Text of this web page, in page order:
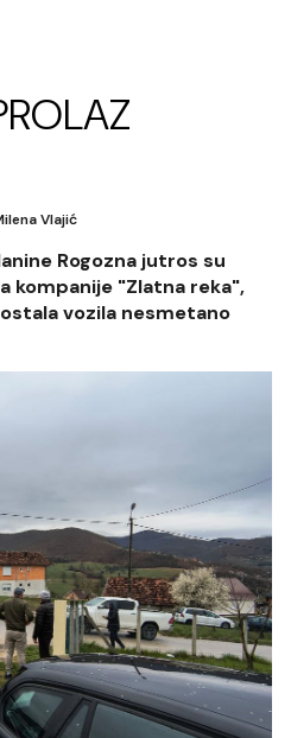
Vlajić
Rogozna jutros su
kompanije "Zlatna reka",
vozila nesmetano